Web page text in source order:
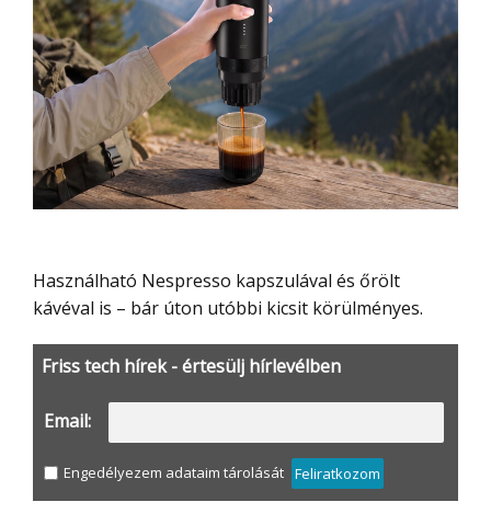
Használható Nespresso kapszulával és őrölt
kávéval is – bár úton utóbbi kicsit körülményes.
Friss tech hírek - értesülj hírlevélben
Email:
Engedélyezem adataim tárolását Feliratkozom